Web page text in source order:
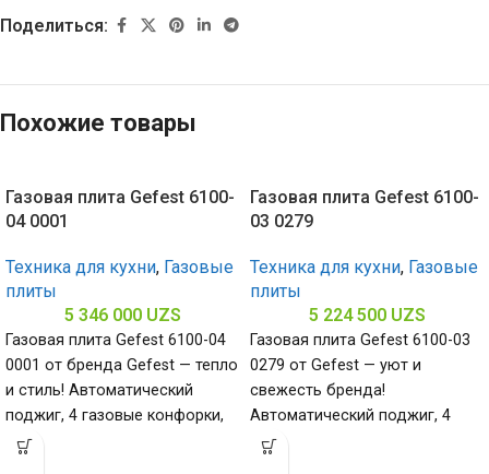
Поделиться:
Похожие товары
Газовая плита Gefest 6100-
04 0001
Техника для кухни, Газовые
плиты
5 346 000 UZS
Газовая плита Gefest 6100-04
0001 от бренда Gefest — тепло
и стиль! Автоматический
поджиг, 4 газовые конфорки,
эмалированная поверхность.
Газовая плита Gefest 6100-
03 0279
Техника для кухни, Газовые
плиты
5 224 500 UZS
Газовая плита Gefest 6100-03
0279 от Gefest — уют и
свежесть бренда!
Автоматический поджиг, 4
газовые конфорки,